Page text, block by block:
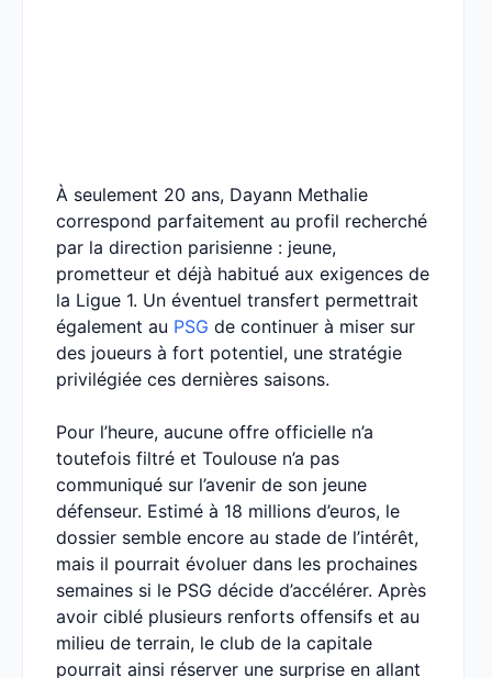
À seulement 20 ans, Dayann Methalie
correspond parfaitement au profil recherché
par la direction parisienne : jeune,
prometteur et déjà habitué aux exigences de
la Ligue 1. Un éventuel transfert permettrait
également au PSG de continuer à miser sur
des joueurs à fort potentiel, une stratégie
privilégiée ces dernières saisons.
Pour l’heure, aucune offre officielle n’a
toutefois filtré et Toulouse n’a pas
communiqué sur l’avenir de son jeune
défenseur. Estimé à 18 millions d’euros, le
dossier semble encore au stade de l’intérêt,
mais il pourrait évoluer dans les prochaines
semaines si le PSG décide d’accélérer. Après
avoir ciblé plusieurs renforts offensifs et au
milieu de terrain, le club de la capitale
pourrait ainsi réserver une surprise en allant